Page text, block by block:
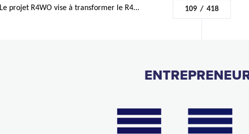
Le projet R4WO vise à transformer le R4... 109 / 418